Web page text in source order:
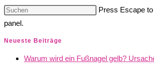
Press Escape
panel.
Neueste Beiträge
Warum wird ein Fußnagel gelb?